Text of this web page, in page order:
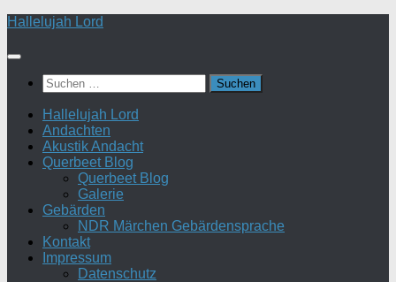
Zum
springen
Hallelujah Lord
Suchen
nach:
Hallelujah Lord
Andachten
Akustik Andacht
Querbeet Blog
Querbeet Blog
Galerie
Gebärden
NDR Märchen Gebärdensprache
Kontakt
Impressum
Datenschutz